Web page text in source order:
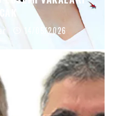
14/05/2026